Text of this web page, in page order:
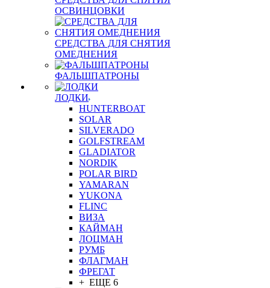
ОСВИНЦОВКИ
СРЕДСТВА ДЛЯ СНЯТИЯ
ОМЕДНЕНИЯ
ФАЛЬШПАТРОНЫ
ЛОДКИ
HUNTERBOAT
SOLAR
SILVERADO
GOLFSTREAM
GLADIATOR
NORDIK
POLAR BIRD
YAMARAN
YUKONA
FLINC
ВИЗА
КАЙМАН
ЛОЦМАН
РУМБ
ФЛАГМАН
ФРЕГАТ
+ ЕЩЕ 6